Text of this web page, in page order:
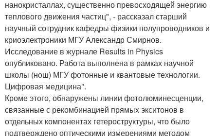
нанокристаллах, существенно превосходящей энергию
теплового движения частиц", - рассказал старший
научный сотрудник кафедры физики полупроводников и
криоэлектроники МГУ Александр Смирнов.
Исследование в журнале Results in Physics
опубликовано. Работа выполнена в рамках научной
школы (нош) МГУ фотонные и квантовые технологии.
Цифровая медицина".
Кроме этого, обнаружены линии фотолюминесценции,
связанные с рекомбинацией прямых экситонов в
отдельных компонентах гетероструктуры, что было
подтверждено оптическими измерениями методом